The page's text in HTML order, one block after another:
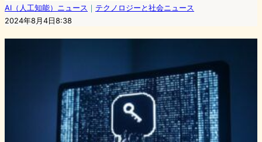
AI（人工知能）ニュース ｜ テクノロジーと社会ニュース
2024年8月4日8:38